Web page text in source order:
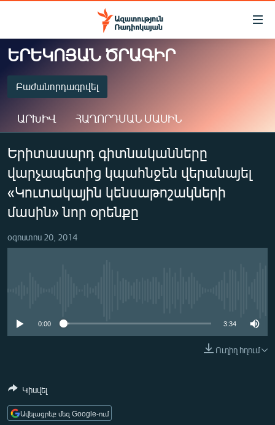
Մատչելիության
Անցնել
հիմնական
բովանդակությանը
Անցնել
մենյուին
Որոնում
ԱԶԱՏՈՒԹՅՈՒՆ TV
ՀԱՅԱՍՏԱՆ
ԸՆՏՐՈՒԹՅՈՒՆՆԵՐ 2026
ԻՐԱՎՈՒՆՔ
ՀԱՍԱՐԱԿՈՒԹՅՈՒՆ
ՏՆՏԵՍՈՒԹՅՈՒՆ
ՂԱՐԱԲԱՂ
ՊԱՏԵՐԱԶՄԻ 6 ՇԱԲԱԹՆԵՐԸ
ՍՊՈՐՏ
ԿՈՐՈՆԱՎԻՐՈՒՍ
ԱՐԽԻՎ
ԵՐԵԿՈՅԱՆ ԾՐԱԳԻՐ
Բաժանորդագրվել
Spotify
Բաժանորդագրվել
ԱՐԽԻՎ ՀԱՂՈՐԴՄԱՆ ՄԱՍԻՆ
Երիտասարդ գիտնականները
վարչապետից կպահնջեն վերանայել
«Կուտակային կենսաթոշակների
մասին» նոր օրենքը
օգոստոս 20, 2014
0:00 3:34
Ուղիղ հղում
Կիսվել
Ավելացրեք մեզ Google-ում